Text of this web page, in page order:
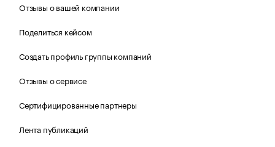
Отзывы о вашей компании
Поделиться кейсом
Создать профиль группы компаний
Отзывы о сервисе
Сертифицированные партнеры
Лента публикаций